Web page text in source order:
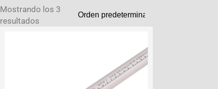
Mostrando los 3
resultados